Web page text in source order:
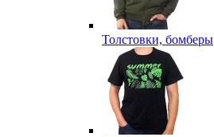
Толстовки, бомберы